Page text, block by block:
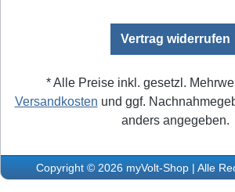
Vertrag widerrufen
* Alle Preise inkl. gesetzl.
Versandkosten und ggf.
anders angegeben.
Copyright © 2026 myVolt-Shop | Alle